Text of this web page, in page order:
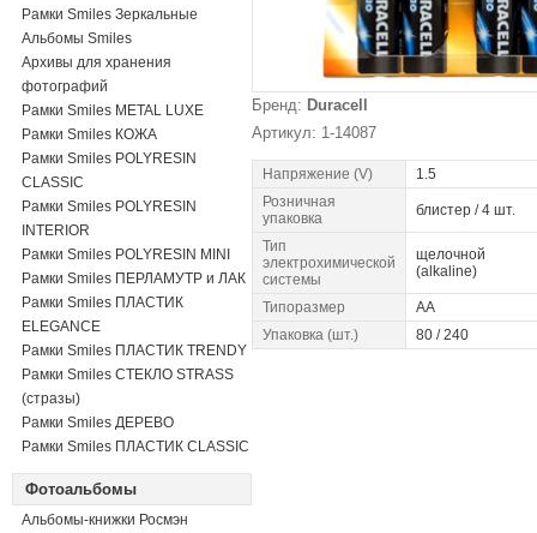
Рамки Smiles Зеркальные
Альбомы Smiles
Архивы для хранения
фотографий
Рамки Smiles METAL LUXE
Рамки Smiles КОЖА
Рамки Smiles POLYRESIN
CLASSIC
Рамки Smiles POLYRESIN
INTERIOR
Рамки Smiles POLYRESIN MINI
Рамки Smiles ПЕРЛАМУТР и ЛАК
Рамки Smiles ПЛАСТИК
ELEGANCE
Рамки Smiles ПЛАСТИК TRENDY
Рамки Smiles СТЕКЛО STRASS
(стразы)
Рамки Smiles ДЕРЕВО
Рамки Smiles ПЛАСТИК CLASSIC
Фотоальбомы
Альбомы-книжки Росмэн
Бренд: Duracell
Артикул: 1-14087
Напряжение (V)
1.5
Розничная
упаковка
блистер / 4 шт.
Тип
электрохимической
системы
щелочной
(alkaline)
Типоразмер
AA
Упаковка (шт.)
80 / 240